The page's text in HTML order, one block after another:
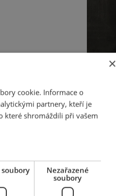
×
cookie. Informace o
partnery, kteří je
které shromáždili při vašem
Nezařazené
soubory